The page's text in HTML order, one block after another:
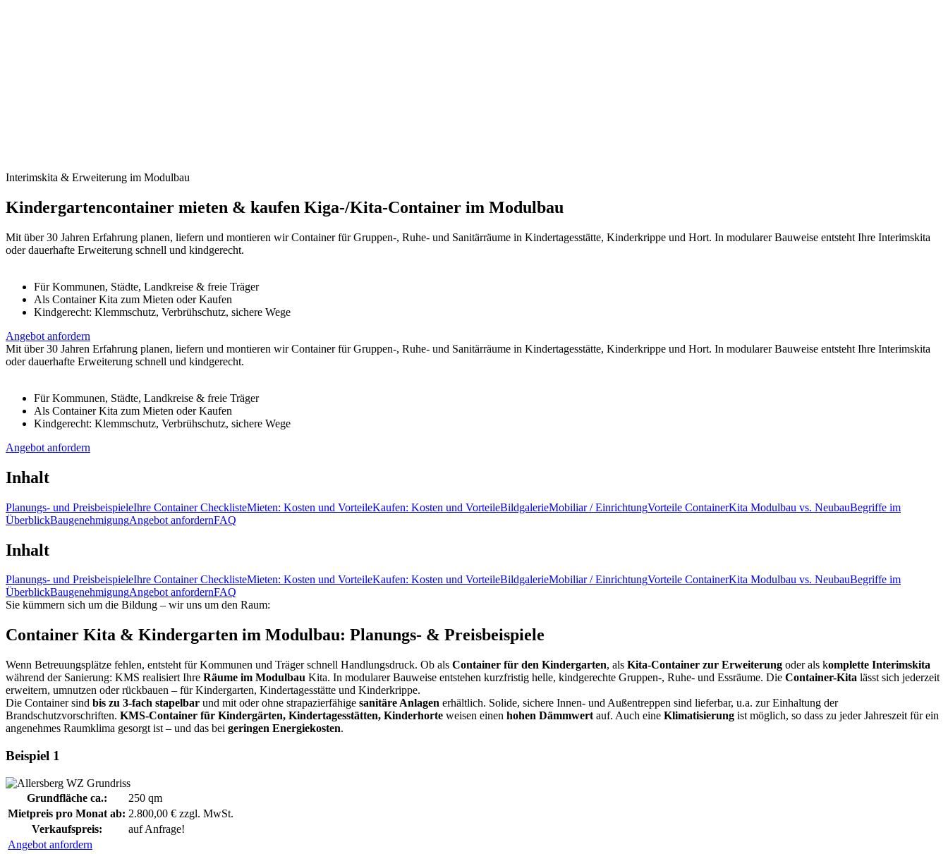
Interimskita & Erweiterung im Modulbau
Kindergartencontainer mieten & kaufen Kiga-/Kita-Container im Modulbau
Mit über 30 Jahren Erfahrung planen, liefern und montieren wir Container für Gruppen-, Ruhe- und Sanitärräume in Kindertagesstätte, Kinderkrippe und Hort. In modularer Bauweise entsteht Ihre Interimskita
oder dauerhafte Erweiterung schnell und kindgerecht.
Für Kommunen, Städte, Landkreise & freie Träger
Als Container Kita zum Mieten oder Kaufen
Kindgerecht: Klemmschutz, Verbrühschutz, sichere Wege
Angebot anfordern
Mit über 30 Jahren Erfahrung planen, liefern und montieren wir Container für Gruppen-, Ruhe- und Sanitärräume in Kindertagesstätte, Kinderkrippe und Hort. In modularer Bauweise entsteht Ihre Interimskita
oder dauerhafte Erweiterung schnell und kindgerecht.
Für Kommunen, Städte, Landkreise & freie Träger
Als Container Kita zum Mieten oder Kaufen
Kindgerecht: Klemmschutz, Verbrühschutz, sichere Wege
Angebot anfordern
Inhalt
Planungs- und PreisbeispieleIhre Container ChecklisteMieten: Kosten und VorteileKaufen: Kosten und VorteileBildgalerieMobiliar / EinrichtungVorteile ContainerKita Modulbau vs. NeubauBegriffe im
ÜberblickBaugenehmigungAngebot anfordernFAQ
Inhalt
Planungs- und PreisbeispieleIhre Container ChecklisteMieten: Kosten und VorteileKaufen: Kosten und VorteileBildgalerieMobiliar / EinrichtungVorteile ContainerKita Modulbau vs. NeubauBegriffe im
ÜberblickBaugenehmigungAngebot anfordernFAQ
Sie kümmern sich um die Bildung – wir uns um den Raum:
Container Kita & Kindergarten im Modulbau: Planungs- & Preisbeispiele
Wenn Betreuungsplätze fehlen, entsteht für Kommunen und Träger schnell Handlungsdruck. Ob als Container für den Kindergarten, als Kita-Container zur Erweiterung oder als komplette Interimskita
während der Sanierung: KMS realisiert Ihre Räume im Modulbau Kita. In modularer Bauweise entstehen kurzfristig helle, kindgerechte Gruppen-, Ruhe- und Essräume. Die Container-Kita lässt sich jederzeit
erweitern, umnutzen oder rückbauen – für Kindergarten, Kindertagesstätte und Kinderkrippe.
Die Container sind bis zu 3-fach stapelbar und mit oder ohne strapazierfähige sanitäre Anlagen erhältlich. Solide, sichere Innen- und Außentreppen sind lieferbar, u.a. zur Einhaltung der
Brandschutzvorschriften. KMS-Container für Kindergärten, Kindertagesstätten, Kinderhorte weisen einen hohen Dämmwert auf. Auch eine Klimatisierung ist möglich, so dass zu jeder Jahreszeit für ein
angenehmes Raumklima gesorgt ist – und das bei geringen Energiekosten.
Beispiel 1
Grundfläche ca.:
250 qm
Mietpreis pro Monat ab: 2.800,00 € zzgl. MwSt.
Verkaufspreis:
auf Anfrage!
Angebot anfordern